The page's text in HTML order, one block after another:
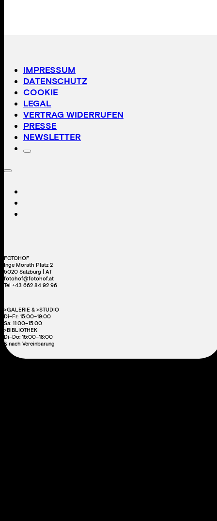
IMPRESSUM
DATENSCHUTZ
COOKIE
LEGAL
VERTRAG WIDERRUFEN
PRESSE
NEWSLETTER
FOTOHOF
Inge Morath Platz 2
5020 Salzburg | AT
fotohof@fotohof.at
Tel +43 662 84 92 96
>GALERIE & >STUDIO
Di–Fr: 15:00–19:00
Sa: 11:00–15:00
>BIBLIOTHEK
Di–Do: 15:00–18:00
& nach Vereinbarung